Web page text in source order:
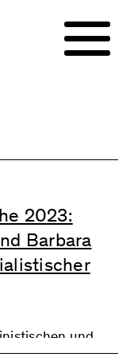
2023:
Barbara
und